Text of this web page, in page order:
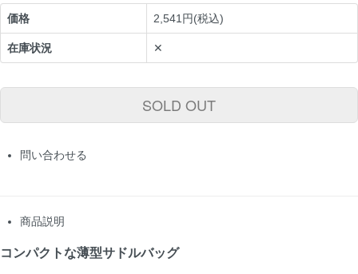
価格 2,541円(税込)
在庫状況 ✕
SOLD OUT
問い合わせる
商品説明
コンパクトな薄型サドルバッグ